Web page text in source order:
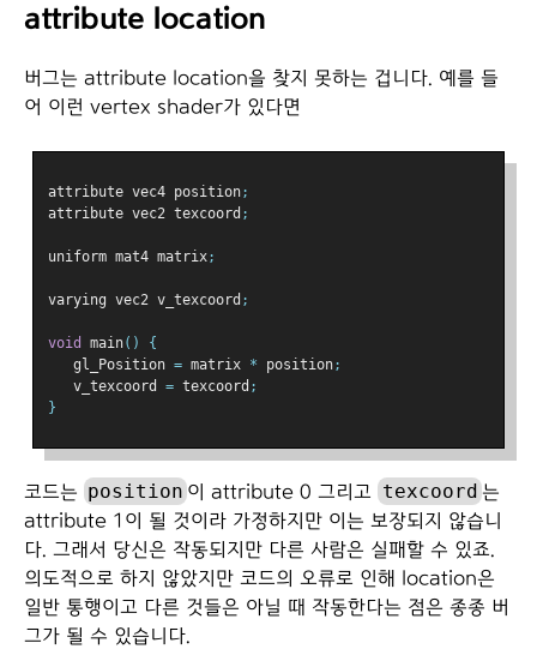
attribute location
버그는 attribute location을 찾지 못하는 겁니다. 예를 들
어 이런 vertex shader가 있다면
attribute vec4 position;
attribute vec2 texcoord ;
uniform mat4 matrix;
varying vec2 v_texcoord ;
void main()
{
   gl_Position
= matrix * position;
   v_texcoord
= texcoord ;
}
코드는 position 이 attribute 0 그리고 texcoord 는
attribute 1이 될 것이라 가정하지만 이는 보장되지 않습니
다. 그래서 당신은 작동되지만 다른 사람은 실패할 수 있죠.
의도적으로 하지 않았지만 코드의 오류로 인해 location은
일반 통행이고 다른 것들은 아닐 때 작동한다는 점은 종종 버
그가 될 수 있습니다.